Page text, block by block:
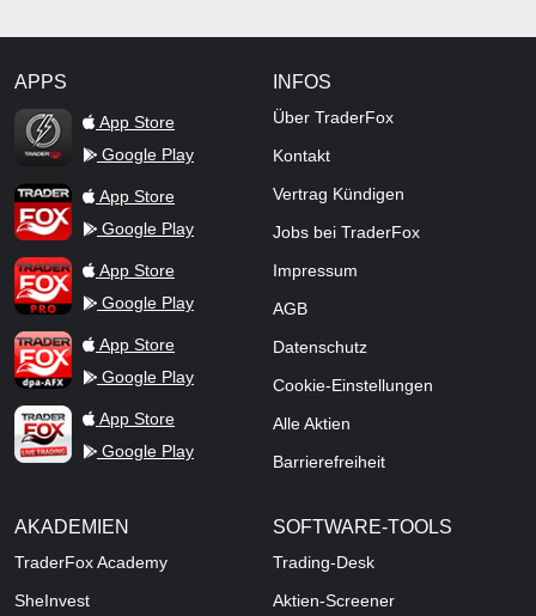
APPS
TraderFox Flash
App Store
Google Play
TraderFox AppApp Store
Google Play
TraderFox ProApp Store
Google Play
TraderFox dpa-AFX ProFeed
App Store
Google Play
TraderFox Live Trading
App Store
Google Play
INFOS
Über TraderFox
Kontakt
Vertrag Kündigen
Jobs bei TraderFox
Impressum
AGB
Datenschutz
Cookie-Einstellungen
Alle Aktien
Barrierefreiheit
AKADEMIEN
TraderFox Academy
SheInvest
SOFTWARE-TOOLS
Trading-Desk
Aktien-Screener